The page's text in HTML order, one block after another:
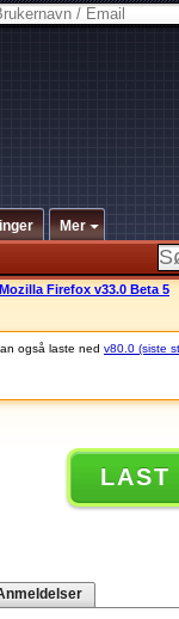
Mer
Mozilla Firefox v33.0 Beta 5
også laste ned v80.0 (siste
LAST